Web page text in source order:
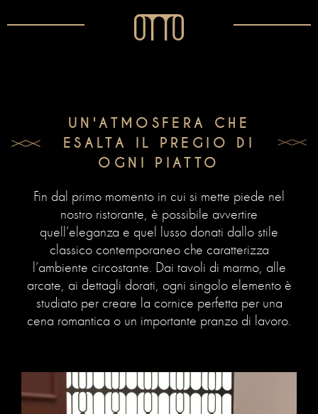
UN'ATMOSFERA CHE
ESALTA IL PREGIO DI
OGNI PIATTO
Fin dal primo momento in cui si mette piede nel
nostro ristorante, è possibile avvertire
quell’eleganza e quel lusso donati dallo stile
classico contemporaneo che caratterizza
l’ambiente circostante. Dai tavoli di marmo, alle
arcate, ai dettagli dorati, ogni singolo elemento è
studiato per creare la cornice perfetta per una
cena romantica o un importante pranzo di lavoro.